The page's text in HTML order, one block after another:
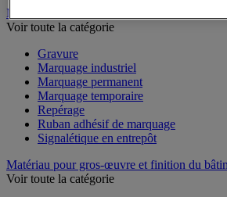
Marquage
Voir toute la catégorie
Gravure
Marquage industriel
Marquage permanent
Marquage temporaire
Repérage
Ruban adhésif de marquage
Signalétique en entrepôt
Matériau pour gros-œuvre et finition du
Voir toute la catégorie